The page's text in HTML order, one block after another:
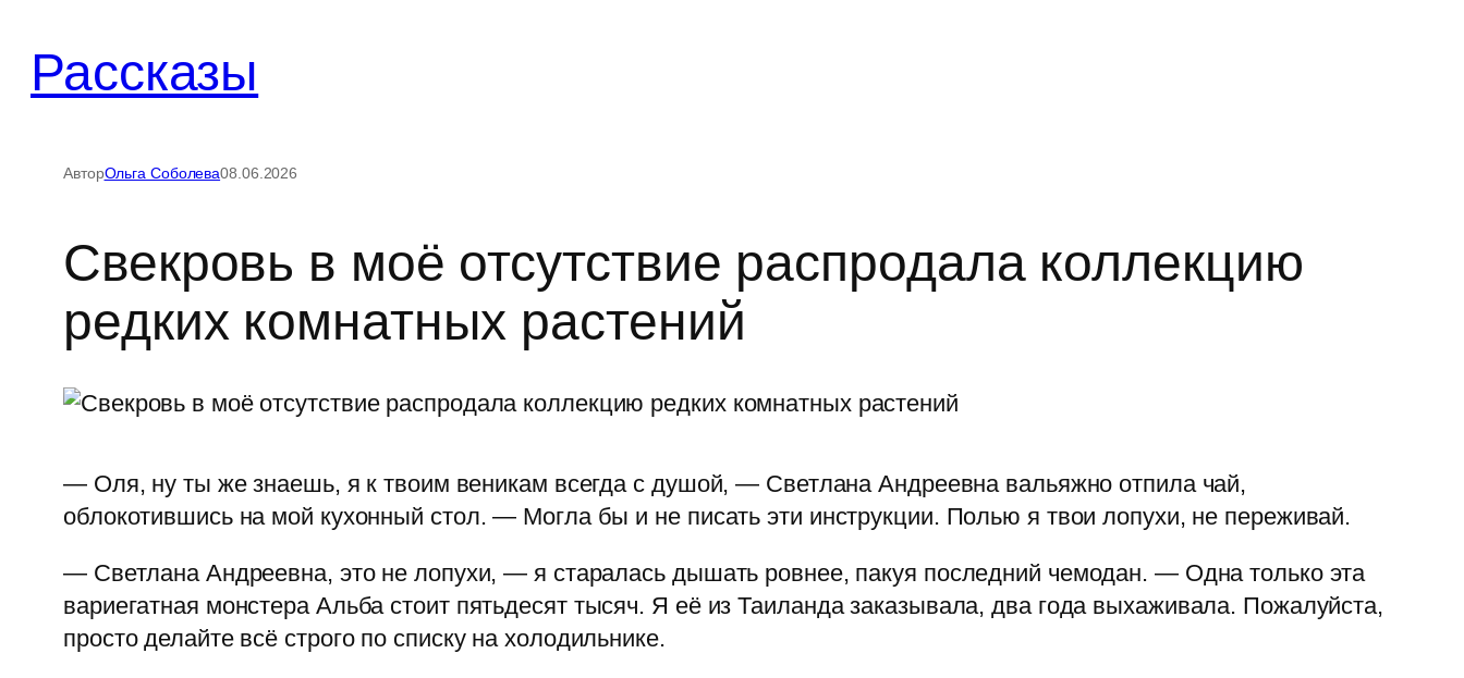
содержимому
Рассказы
АвторОльга Соболева08.06.2026
Свекровь в моё отсутствие распродала коллекцию
редких комнатных растений
— Оля, ну ты же знаешь, я к твоим веникам всегда с душой, — Светлана Андреевна вальяжно отпила чай,
облокотившись на мой кухонный стол. — Могла бы и не писать эти инструкции. Полью я твои лопухи, не переживай.
— Светлана Андреевна, это не лопухи, — я старалась дышать ровнее, пакуя последний чемодан. — Одна только эта
вариегатная монстера Альба стоит пятьдесят тысяч. Я её из Таиланда заказывала, два года выхаживала. Пожалуйста,
просто делайте всё строго по списку на холодильнике.